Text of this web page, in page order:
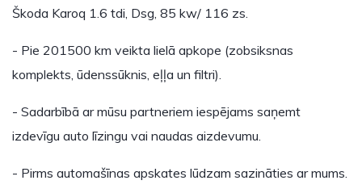
Škoda Karoq 1.6 tdi, Dsg, 85 kw/ 116 zs.
- Pie 201500 km veikta lielā apkope (zobsiksnas
komplekts, ūdenssūknis, eļļa un filtri).
- Sadarbībā ar mūsu partneriem iespējams saņemt
izdevīgu auto līzingu vai naudas aizdevumu.
- Pirms automašīnas apskates lūdzam sazināties ar mums.